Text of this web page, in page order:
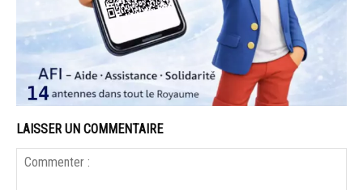
LAISSER UN COMMENTAIRE